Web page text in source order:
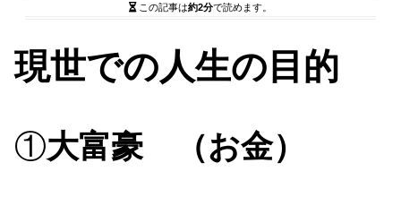
この記事は約2分で読めます。
現世での人生の目的
①大富豪 （お金）